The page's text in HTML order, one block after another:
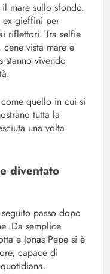
mare sullo sfondo.
ex gieffini per
riflettori. Tra selfie
vista mare e
stanno vivendo
quello in cui si
tutta la
una volta
diventato
passo dopo
Da semplice
e Jonas Pepe si è
capace di